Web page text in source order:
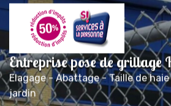
Entreprise pose de
Elagage - Abattage - Taille de
jardin